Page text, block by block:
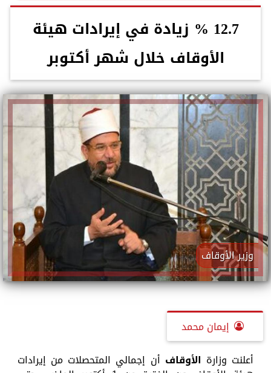
12.7 % زيادة في إيرادات هيئة
الأوقاف خلال شهر أكتوبر
وزير الأوقاف
إيمان محمد
أعلنت وزارة الأوقاف أن إجمالي المتحصلات من إيرادات